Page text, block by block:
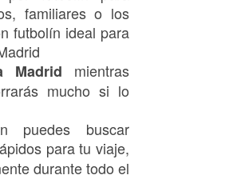
familiares o los
futbolín ideal para
Madrid mientras
mucho si lo
puedes buscar
para tu viaje,
durante todo el